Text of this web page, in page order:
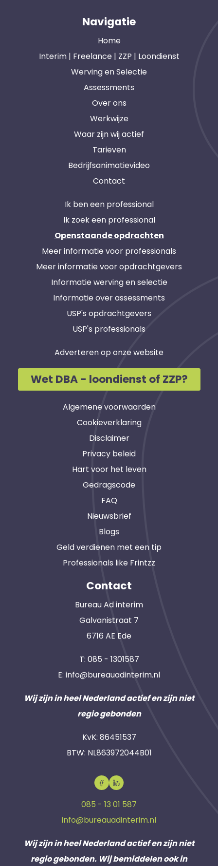
Navigatie
Home
Interim | Freelance | ZZP | Loondienst
Werving en Selectie
Assessments
Over ons
Werkwijze
Waar zijn wij actief
Tarieven
Bedrijfsanimatievideo
Contact
Ik ben een professional
Ik zoek een professional
Openstaande opdrachten
Meer informatie voor professionals
Meer informatie voor opdrachtgevers
Informatie werving en selectie
Informatie over assessments
USP's opdrachtgevers
USP's professionals
Adverteren op onze website
Wet DBA - loondienst of ZZP?
Algemene voorwaarden
Cookieverklaring
Disclaimer
Privacy beleid
Hart voor het leven
Gedragscode
FAQ
Nieuwsbrief
Blogs
Geld verdienen met een tip
Professionals like Frintzz
Contact
Bureau Ad interim
Galvanistraat 7
6716 AE Ede
T: 085 - 1301587
E: info@bureauadinterim.nl
Wij zijn in heel Nederland actief en zijn niet
regio gebonden
KvK: 86451537
BTW: NL863972044B01
085 - 13 01 587
info@bureauadinterim.nl
Wij zijn in heel Nederland actief en zijn niet
regio gebonden. Wij bemiddelen ook in